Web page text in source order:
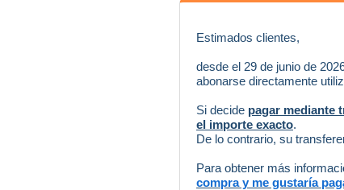
Estimados clientes,
desde el 29 de junio de
abonarse directamente
Si decide pagar mediante
el importe exacto.
De lo contrario, su
Para obtener más
compra y me gustaría